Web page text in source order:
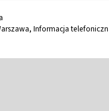
Informacja